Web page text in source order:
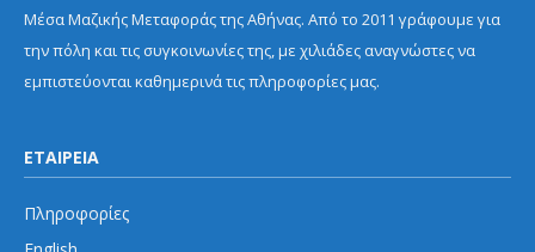
Μέσα Μαζικής Μεταφοράς της Αθήνας. Από το 2011 γράφουμε για
την πόλη και τις συγκοινωνίες της, με χιλιάδες αναγνώστες να
εμπιστεύονται καθημερινά τις πληροφορίες μας.
ΕΤΑΙΡΕΙΑ
Πληροφορίες